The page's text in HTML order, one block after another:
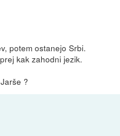
potem ostanejo Srbi.
kak zahodni jezik.
?